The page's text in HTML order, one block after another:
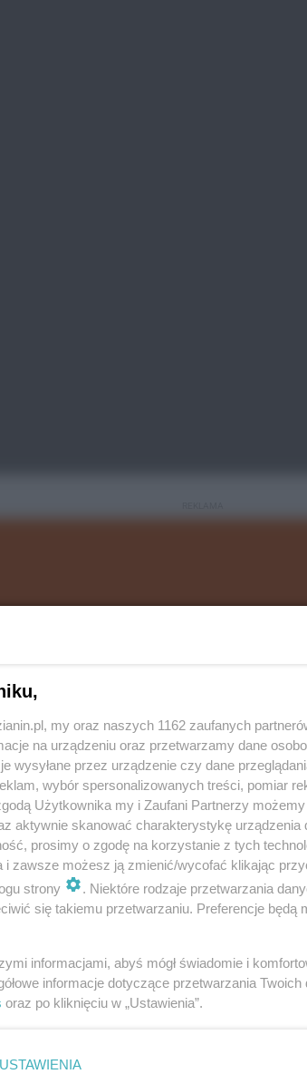
jednak temperatura będzie rosnąć
I tak może siąpić przelotnie
nad ranem - przygruntowe
ciepło - nawet 4 stopnie Celsjusza.
termometrze będzie -1/+1 stopień.
ponad zerem, ale bez opadów.
możecie sprawdzać na jego
my oraz naszych 1162 zaufanych
na urządzeniu oraz przetwarzamy dane
wysyłane przez urządzenie czy dane
wybór spersonalizowanych treści, pomiar
Użytkownika my i Zaufani Partnerzy
aktywnie skanować charakterystykę urządzenia
prosimy o zgodę na korzystanie z tych
i zawsze możesz ją zmienić/wycofać klikając
strony
. Niektóre rodzaje przetwarzania
się takiemu przetwarzaniu. Preferencje będą
informacjami, abyś mógł świadomie i
informacje dotyczące przetwarzania
oraz po kliknięciu w „Ustawienia”.
USTAWIENIA